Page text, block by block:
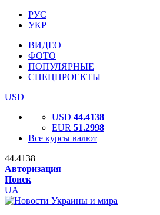
РУС
УКР
ВИДЕО
ФОТО
ПОПУЛЯРНЫЕ
СПЕЦПРОЕКТЫ
USD
USD 44.4138
EUR 51.2998
Все курсы валют
44.4138
Авторизация
Поиск
UA